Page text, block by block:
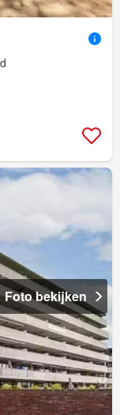
Foto bekijken